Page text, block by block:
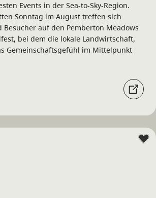
Events in der Sea-to-Sky-Region.
Sonntag im August treffen sich
Besucher auf den Pemberton Meadows
bei dem die lokale Landwirtschaft,
Gemeinschaftsgefühl im Mittelpunkt